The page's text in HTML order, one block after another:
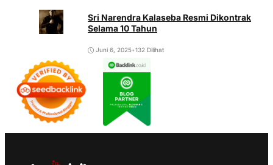
Sri Narendra Kalaseba Resmi Dikontrak
Selama 10 Tahun
Juni 6, 2025•132 Dilihat